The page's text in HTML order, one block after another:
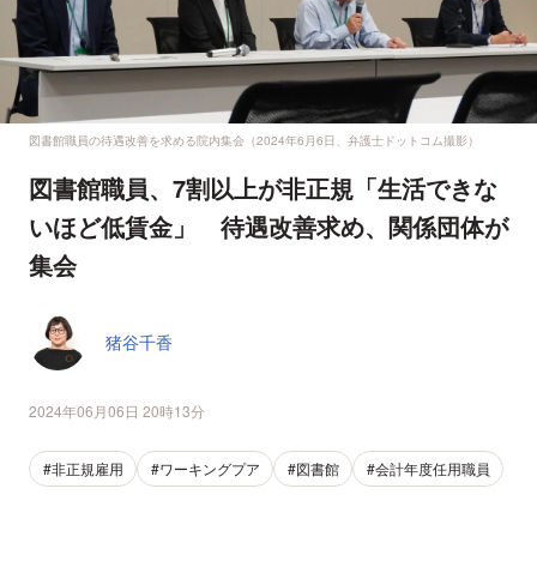
図書館職員の待遇改善を求める院内集会（2024年6月6日、弁護士ドットコム撮影）
図書館職員、7割以上が非正規「生活できな
いほど低賃金」 待遇改善求め、関係団体が
集会
猪谷千香
2024年06月06日 20時13分
#非正規雇用 #ワーキングプア #図書館 #会計年度任用職員